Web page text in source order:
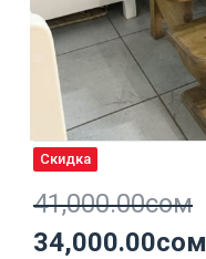
Скидка
41,000.00сом
34,000.00сом